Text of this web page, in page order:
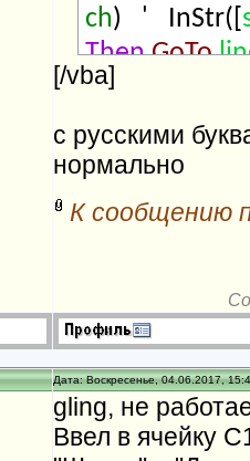
ch) ' InStr([
Then GoTo
òåêñò ñ
+ 1m=m+ 1
ïðîïèñûâàåì
nBRange(ms2
Header:=
[/vba]
с русскими
нормально
К сообщению
Дата: Воскресенье, 04.06.2017,
gling, не
Ввел в ячейку